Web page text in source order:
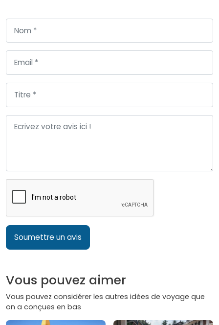
Soumettre un avis
Vous pouvez aimer
Vous pouvez considérer les autres idées de voyage que
on a conçues en bas